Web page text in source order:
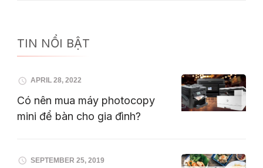
TIN NỔI BẬT
APRIL 28, 2022
Có nên mua máy photocopy
mini để bàn cho gia đình?
SEPTEMBER 25, 2019